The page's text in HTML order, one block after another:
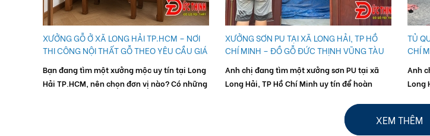
XƯỞNG GỖ Ở XÃ LONG HẢI TP.HCM – NƠI
THI CÔNG NỘI THẤT GỖ THEO YÊU CẦU GIÁ
Bạn đang tìm một xưởng mộc uy tín tại Long
Hải TP.HCM, nên chọn đơn vị nào? Có những
XƯỞNG SƠN PU TẠI XÃ LONG HẢI, TP HỒ
CHÍ MINH – ĐỒ GỖ ĐỨC THỊNH VŨNG TÀU
Anh chị đang tìm một xưởng sơn PU tại xã
Long Hải, TP Hồ Chí Minh uy tín để hoàn
TỦ
CHÍ
Anh
Long
Đức
XEM THÊM